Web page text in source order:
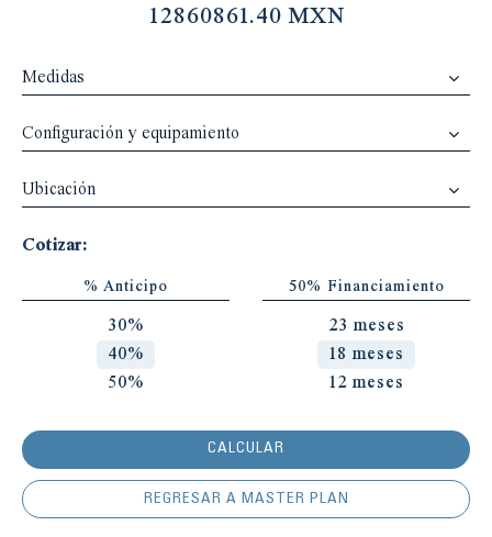
12860861.40 MXN
Medidas
Configuración y equipamiento
Ubicación
Cotizar:
% Anticipo
30%
40%
50%
50% Financiamiento
23 meses
18 meses
12 meses
CALCULAR
REGRESAR A MASTER PLAN